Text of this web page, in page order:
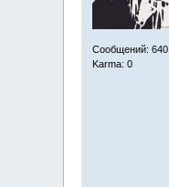
Сообщений: 640
Karma: 0